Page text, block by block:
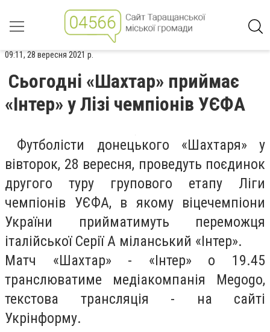
09:11, 28 вересня 2021 р.
Сьогодні «Шахтар» приймає
«Інтер» у Лізі чемпіонів УЄФА
Футболісти донецького «Шахтаря» у
вівторок, 28 вересня, проведуть поєдинок
другого туру групового етапу Ліги
чемпіонів УЄФА, в якому віцечемпіони
України прийматимуть переможця
італійської Серії А міланський «Інтер».
Матч «Шахтар» - «Інтер» о 19.45
транслюватиме медіакомпанія Megogo,
текстова трансляція - на сайті
Укрінформу.